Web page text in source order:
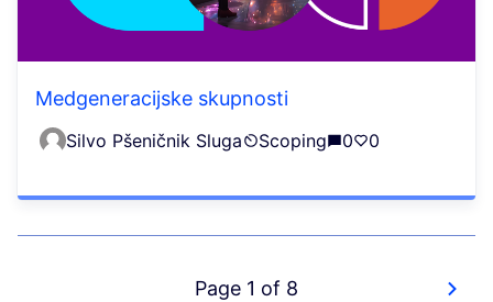
Medgeneracijske skupnosti
Silvo Pšeničnik Sluga Scoping 0 0
Page 1 of 8